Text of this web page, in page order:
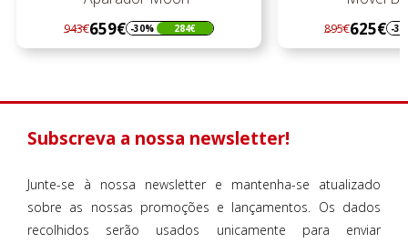
Regular
preço
895€625€
Preço
Subscreva a nossa newsletter!
Junte-se à nossa newsletter e mantenha-se atualizado
sobre as nossas promoções e lançamentos. Os dados
recolhidos serão usados unicamente para enviar